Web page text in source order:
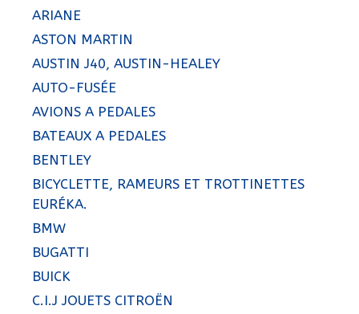
ARIANE
ASTON MARTIN
AUSTIN J40, AUSTIN-HEALEY
AUTO-FUSÉE
AVIONS A PEDALES
BATEAUX A PEDALES
BENTLEY
BICYCLETTE, RAMEURS ET TROTTINETTES
EURÉKA.
BMW
BUGATTI
BUICK
C.I.J JOUETS CITROËN